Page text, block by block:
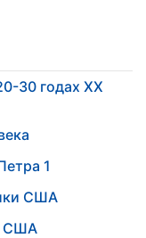
30 годах ХХ
1
США
США